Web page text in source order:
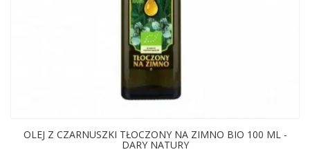
OLEJ Z CZARNUSZKI TŁOCZONY NA ZIMNO BIO 100 ML -
DARY NATURY